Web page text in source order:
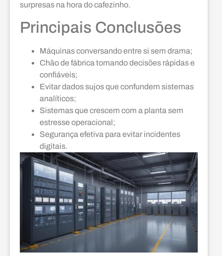
surpresas na hora do cafezinho.
Principais Conclusões
Máquinas conversando entre si sem drama;
Chão de fábrica tomando decisões rápidas e
confiáveis;
Evitar dados sujos que confundem sistemas
analíticos;
Sistemas que crescem com a planta sem
estresse operacional;
Segurança efetiva para evitar incidentes
digitais.